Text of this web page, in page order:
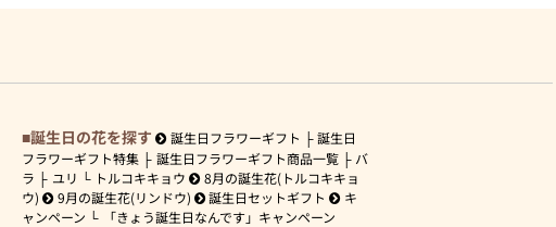
誕生日の花を探す 誕生日フラワーギフト
誕生日
フラワーギフト特集
誕生日フラワーギフト商品一覧
バ
ラ
ユリ トルコキキョウ
8月の誕生花(トルコキキョ
ウ)
9月の誕生花(リンドウ) 誕生日セットギフト
キ
ャンペーン
「きょう誕生日なんです」キャンペーン